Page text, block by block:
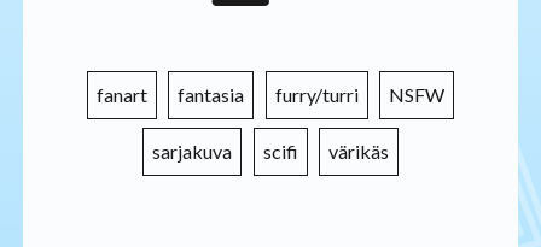
fanart fantasia furry/turri NSFW
sarjakuva scifi värikäs